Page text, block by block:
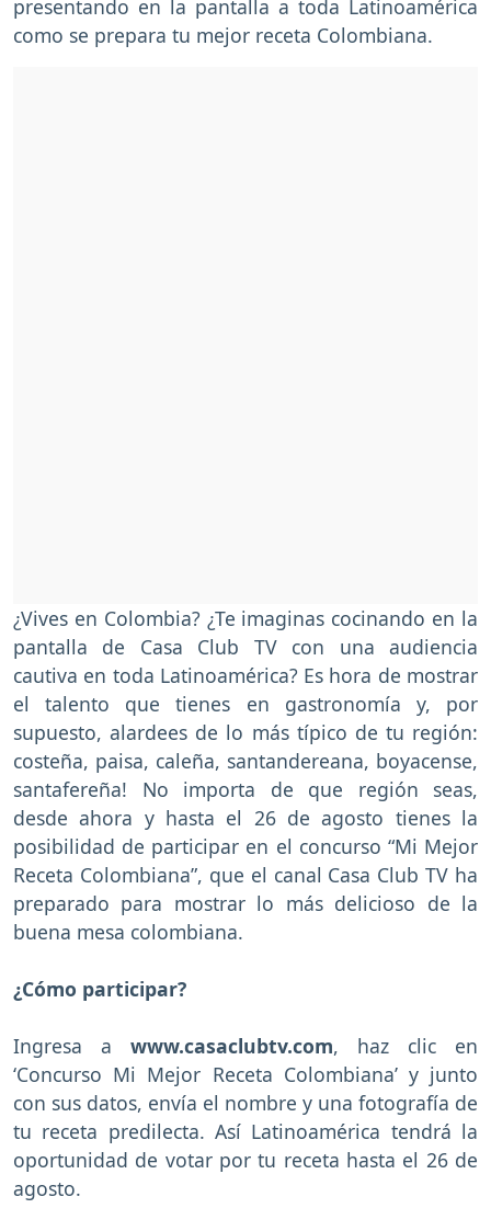
presentando en la pantalla a toda Latinoamérica
como se prepara tu mejor receta Colombiana.
¿Vives en Colombia? ¿Te imaginas cocinando en la
pantalla de Casa Club TV con una audiencia
cautiva en toda Latinoamérica? Es hora de mostrar
el talento que tienes en gastronomía y, por
supuesto, alardees de lo más típico de tu región:
costeña, paisa, caleña, santandereana, boyacense,
santafereña! No importa de que región seas,
desde ahora y hasta el 26 de agosto tienes la
posibilidad de participar en el concurso “Mi Mejor
Receta Colombiana”, que el canal Casa Club TV ha
preparado para mostrar lo más delicioso de la
buena mesa colombiana.
¿Cómo participar?
Ingresa a www.casaclubtv.com, haz clic en
‘Concurso Mi Mejor Receta Colombiana’ y junto
con sus datos, envía el nombre y una fotografía de
tu receta predilecta. Así Latinoamérica tendrá la
oportunidad de votar por tu receta hasta el 26 de
agosto.